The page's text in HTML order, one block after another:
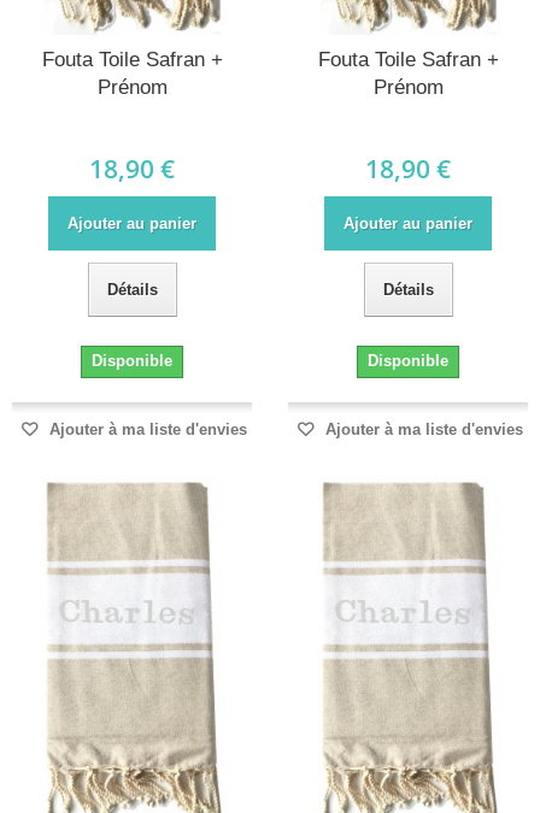
Fouta Toile Safran +
Prénom
18,90 €
Ajouter au panier
Détails
Disponible
Ajouter à ma liste d'envies
Fouta Toile Safran +
Prénom
18,90 €
Ajouter au panier
Détails
Disponible
Ajouter à ma liste d'envies